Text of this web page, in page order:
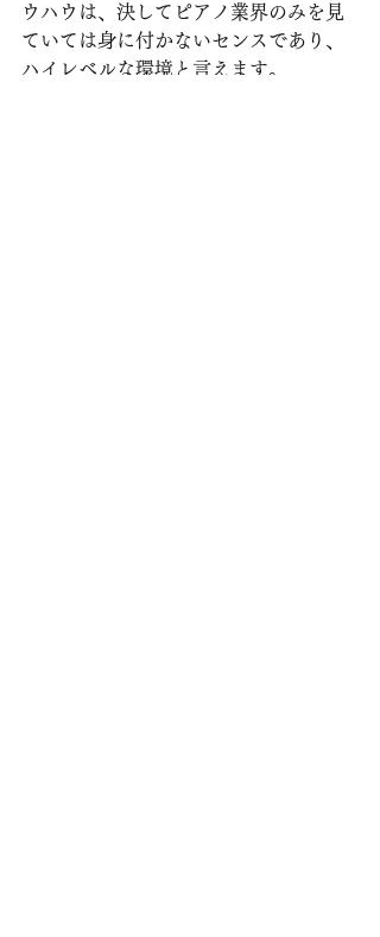
ウハウは、決してピアノ業界のみを見
ていては身に付かないセンスであり、
ハイレベルな環境と言えます。